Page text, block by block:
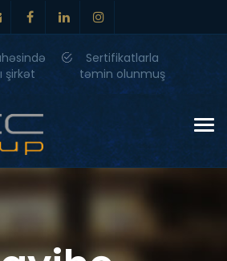
şirkət
Sertifikatlarla
təmin olunmuş